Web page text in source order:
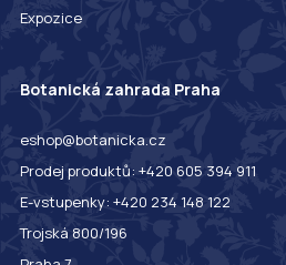
Expozice
Botanická zahrada Praha
eshop@botanicka.cz
Prodej produktů: +420 605 394 911
E-vstupenky: +420 234 148 122
Trojská 800/196